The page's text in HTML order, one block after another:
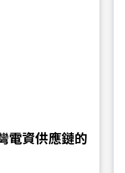
電資供應鏈的